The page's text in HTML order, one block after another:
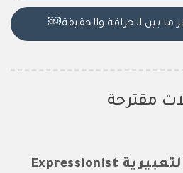
ما بين الخرافة والحقيقة!￼
مقترحة
ما هي العمارة التعبيرية Expressionist